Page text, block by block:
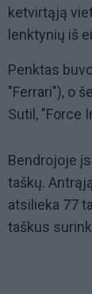
ketvirtąją
lenktynių iš
Penktas
"Ferrari"), o
Sutil, "Force
Bendrojoje
taškų.
atsilieka 77
taškus